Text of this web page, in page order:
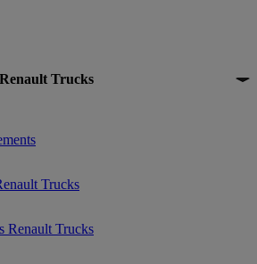
Trucks
Used Trucks by Renault Trucks
Trucks
Renault Trucks